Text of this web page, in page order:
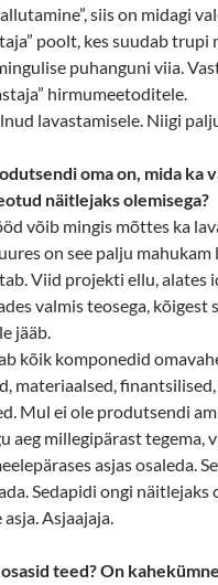
siis on midagi
poolt, kes suudab trupi
puhanguni viia.
hirmumeetoditele.
lavastamisele. Niigi
oma on, mida ka
näitlejaks olemisega?
võib mingis mõttes ka
on see palju
Viid projekti ellu, alates
valmis teosega, kõigest
jääb.
kõik komponedid
materiaalsed,
Mul ei ole produtsendi
aeg millegipärast tegema,
asjas osaleda.
Sedapidi ongi näitlejaks
Asjaajaja.
teed? On